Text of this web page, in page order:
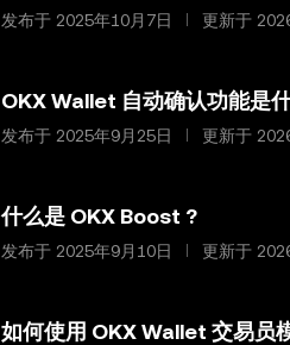
发布于 2025年10月7日 更新于
OKX Wallet 自动确认功能是
发布于 2025年9月25日 更新于
什么是 OKX Boost ?
发布于 2025年9月10日 更新于
如何使用 OKX Wallet 交易员